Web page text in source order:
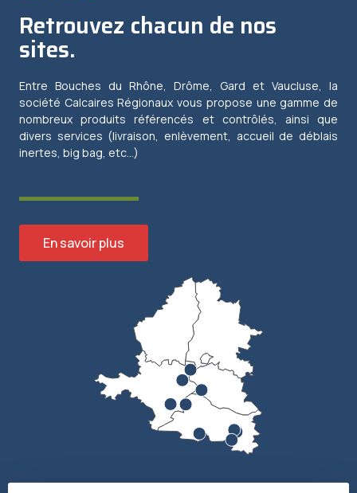
Retrouvez chacun de nos
sites.
Entre Bouches du Rhône, Drôme, Gard et Vaucluse, la
société Calcaires Régionaux vous propose une gamme de
nombreux produits référencés et contrôlés, ainsi que
divers services (livraison, enlèvement, accueil de déblais
inertes, big bag, etc…)
En savoir plus